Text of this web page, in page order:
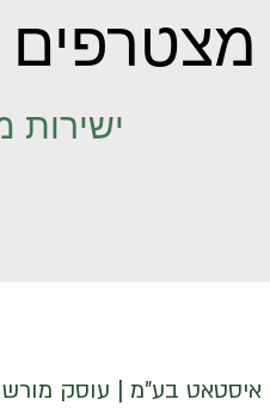
מצטרפים
ישירות
איסטאט בע"מ | עוסק מורשה 512838947 | מנדלבלט 3 הרצליה | 058-